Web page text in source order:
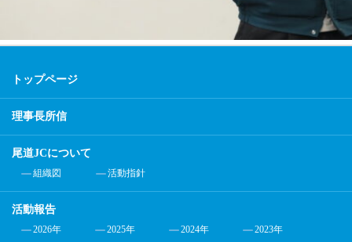
トップページ
理事長所信
尾道JCについて
組織図 活動指針
活動報告
2026年 2025年 2024年
2023年